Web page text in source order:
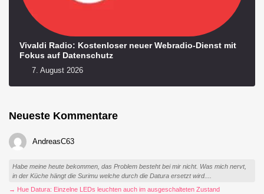
Vivaldi Radio: Kostenloser neuer Webradio-Dienst mit
Fokus auf Datenschutz
7. August 2026
Neueste Kommentare
AndreasC63
Habe meine heute bekommen, das Problem besteht bei mir nicht. Was mich nervt,
in der Küche hängt die Surimu welche durch die Datura ersetzt wird....
→ Hue Datura: Einzelne LEDs leuchten auch im ausgeschalteten Zustand